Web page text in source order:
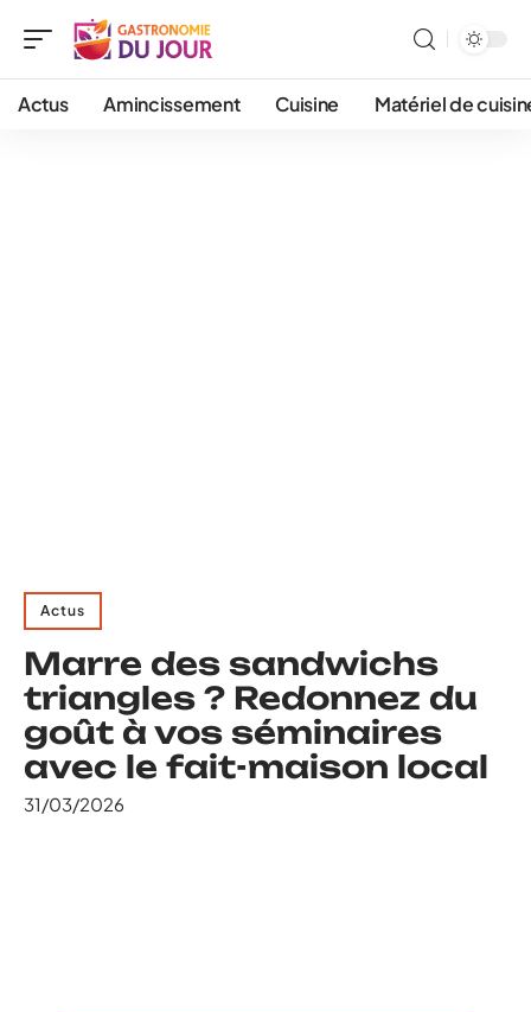
Actus Amincissement Cuisine Matériel de
Actus
Marre des sandwichs
triangles ? Redonnez du
goût à vos séminaires
avec le fait-maison local
31/03/2026